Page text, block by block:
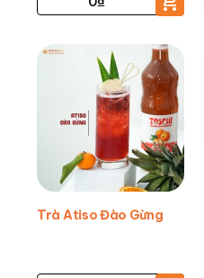
Trà Atiso Đào Gừng